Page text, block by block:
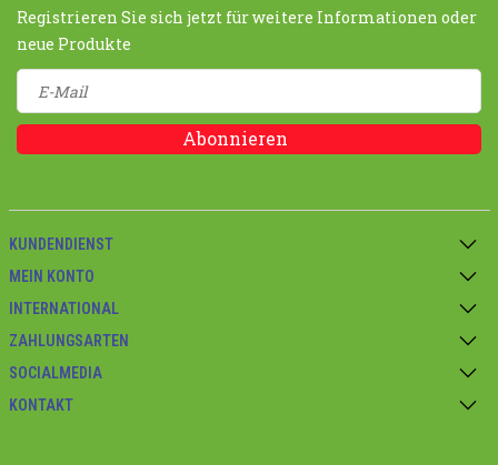
Registrieren Sie sich jetzt für weitere Informationen oder
neue Produkte
Abonnieren
KUNDENDIENST
MEIN KONTO
INTERNATIONAL
ZAHLUNGSARTEN
SOCIALMEDIA
KONTAKT